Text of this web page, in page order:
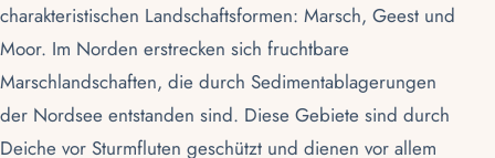
charakteristischen Landschaftsformen: Marsch, Geest und
Moor. Im Norden erstrecken sich fruchtbare
Marschlandschaften, die durch Sedimentablagerungen
der Nordsee entstanden sind. Diese Gebiete sind durch
Deiche vor Sturmfluten geschützt und dienen vor allem